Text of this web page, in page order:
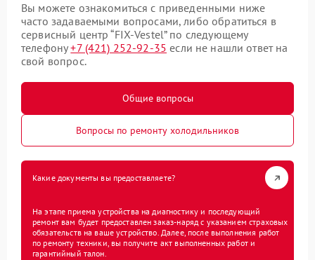
Вы можете ознакомиться с приведенными ниже
часто задаваемыми вопросами, либо обратиться в
сервисный центр “FIX-Vestel” по следующему
телефону+7 (421) 252-92-35 если не нашли ответ на
свой вопрос.
Общие вопросы
Вопросы по ремонту холодильников
Какие документы вы предоставляете?
На этапе приема устройства на диагностику и последующий
ремонт вам будет предоставлен заказ-наряд с указанием страховых
обязательств на ваше устройство. Далее, после выполнения работ
по ремонту техники, вы получите акт выполненных работ и
гарантийный талон.